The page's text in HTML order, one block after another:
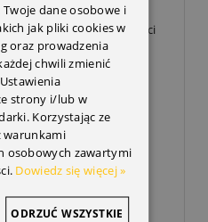
pasuje do Twojego
z nami, a dobierzemy części
Opla:
dane osobowe i
jak pliki cookies w
oraz prowadzenia
chwili zmienić
strony i/lub w
Korzystając ze
warunkami
osobowych zawartymi
Dowiedz się więcej »
ODRZUĆ WSZYSTKIE